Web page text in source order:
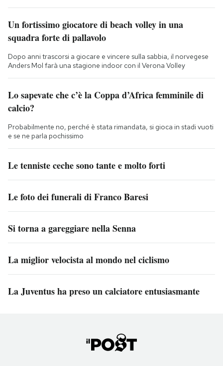
Un fortissimo giocatore di beach volley in una
squadra forte di pallavolo
Dopo anni trascorsi a giocare e vincere sulla sabbia, il norvegese
Anders Mol farà una stagione indoor con il Verona Volley
Lo sapevate che c’è la Coppa d’Africa femminile di
calcio?
Probabilmente no, perché è stata rimandata, si gioca in stadi vuoti
e se ne parla pochissimo
Le tenniste ceche sono tante e molto forti
Le foto dei funerali di Franco Baresi
Si torna a gareggiare nella Senna
La miglior velocista al mondo nel ciclismo
La Juventus ha preso un calciatore entusiasmante